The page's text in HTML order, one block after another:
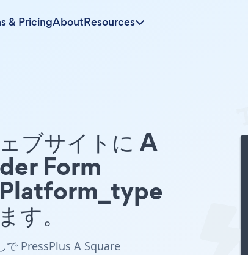
& PricingAboutResources
ブサイトに A
Form
Platform_type
す。
で PressPlus A Square